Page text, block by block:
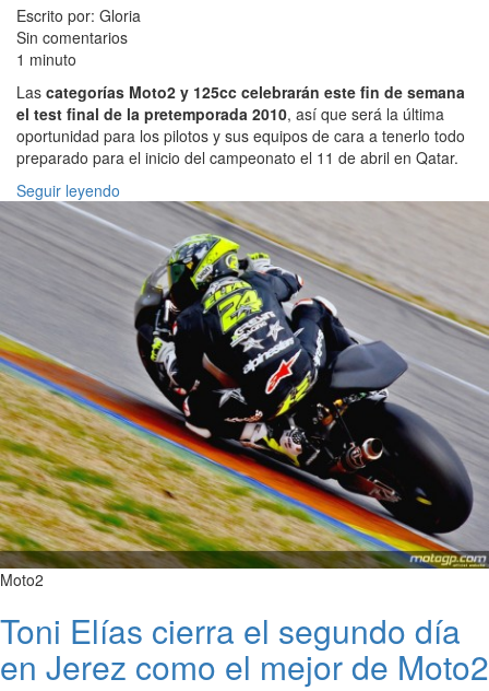
Escrito por: Gloria
Sin comentarios
1 minuto
Las categorías Moto2 y 125cc celebrarán este fin de semana
el test final de la pretemporada 2010, así que será la última
oportunidad para los pilotos y sus equipos de cara a tenerlo todo
preparado para el inicio del campeonato el 11 de abril en Qatar.
Seguir leyendo
Moto2
Toni Elías cierra el segundo día
en Jerez como el mejor de Moto2